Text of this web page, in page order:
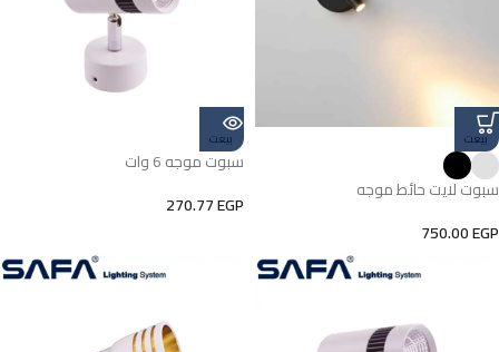
بيعت
سبوت لايت حائط موجه
750.00EGP
بيعت
سبوت موجه 6 وات
270.77EGP